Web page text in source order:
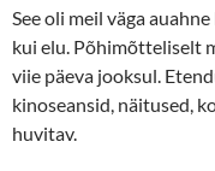
See oli meil väga
kui elu. Põhimõtteliselt
viie päeva jooksul.
kinoseansid, näitused,
huvitav.